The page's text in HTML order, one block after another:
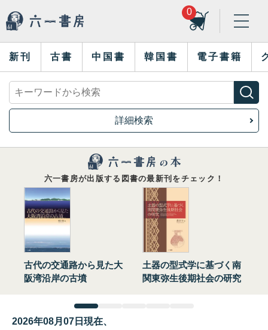
0
新刊 古書 中国書 韓国書 電子書籍
詳細検索
六一書房が出版する図書の最新刊をチェック！
古代の交通路から見た大
阪湾沿岸の古墳
土器の型式学に基づく南
関東弥生後期社会の研究
2026年08月07日現在、